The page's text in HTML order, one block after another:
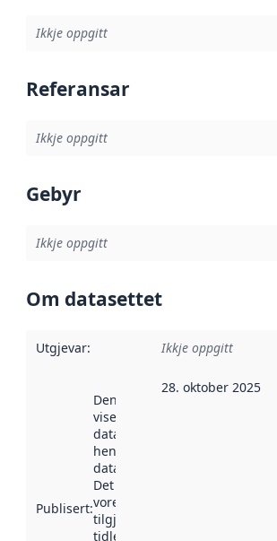
Ikkje oppgitt
Referansar
Ikkje oppgitt
Gebyr
Ikkje oppgitt
Om datasettet
Utgjevar: Ikkje oppgitt
Publisert:
Denne datoen
viser når
datasettet vart
henta inn av
data.norge.no.
Det kan ha
vore
tilgjengeleg
tidlegare
28. oktober 2025